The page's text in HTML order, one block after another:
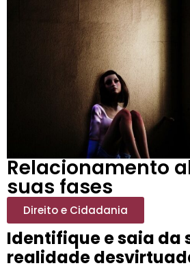
Relacionamento
suas fases
Direito e Cidadania
Identifique e saia da
realidade